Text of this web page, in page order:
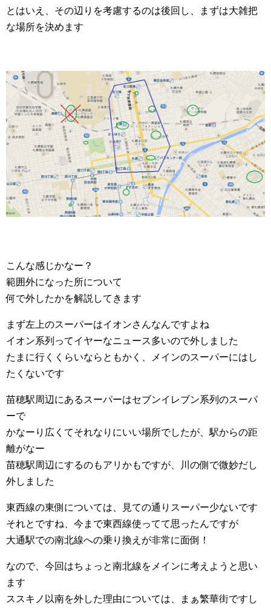
とはいえ、その辺りを考慮するのは後回し、まずは大雑把
な場所を決めます
こんな感じかなー？
範囲外になった所について
何で外したかを解説してきます
まず左上のスーパーはイオンさんなんですよね
イオン系列ってイヤーなニュース多いので外しました
たまに行くくらいならともかく、メインのスーパーにはし
たくないです
苗穂駅周辺にあるスーパーはセブンイレブン系列のスーパ
ーで
かなーり広くてそれなりにいい場所でしたが、駅からの距
離がなー
苗穂駅周辺にするのもアリかもですが、川の側で微妙だし
外しました
東西線の東側については、見ての通りスーパー少ないです
それとですね、今まで東西線使ってて思ったんですが
大通駅での南北線への乗り換えが非常に面倒！
なので、今回はちょっと南北線をメインに考えようと思い
ます
ススキノ以南を外した理由については、まぁ繁華街ですし